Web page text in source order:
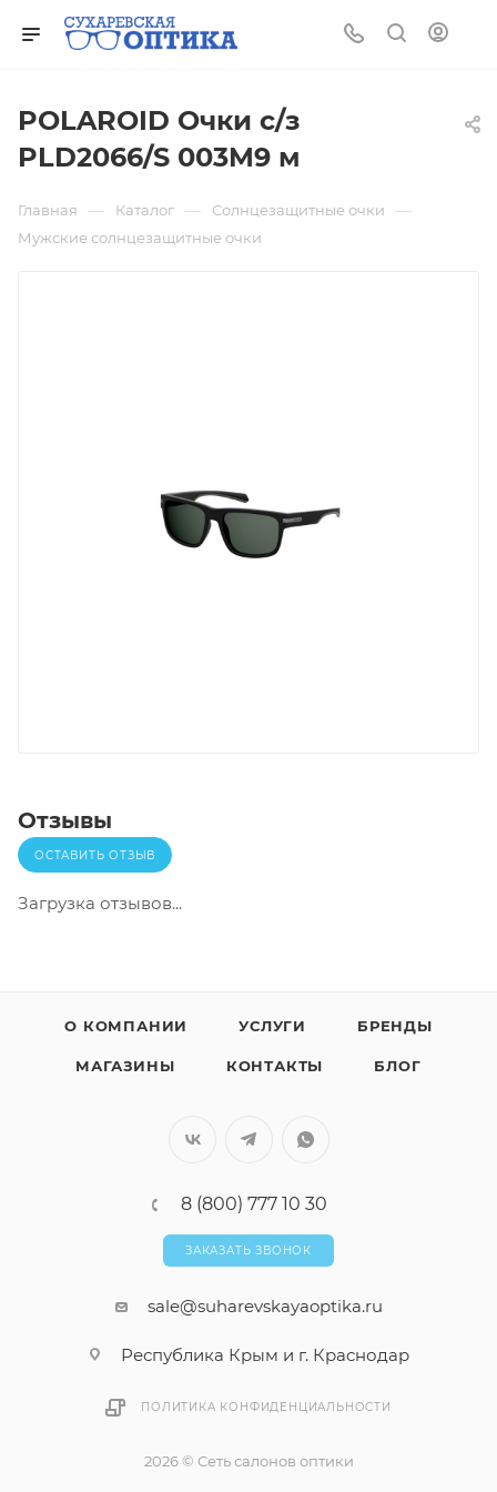
POLAROID Очки с/з
PLD2066/S 003M9 м
Главная — Каталог — Солнцезащитные очки —
Мужские солнцезащитные очки
Отзывы
ОСТАВИТЬ ОТЗЫВ
Загрузка отзывов...
О КОМПАНИИ УСЛУГИ БРЕНДЫ
МАГАЗИНЫ КОНТАКТЫ БЛОГ
8 (800) 777 10 30
ЗАКАЗАТЬ ЗВОНОК
sale@suharevskayaoptika.ru
Республика Крым и г. Краснодар
ПОЛИТИКА КОНФИДЕНЦИАЛЬНОСТИ
2026 © Сеть салонов оптики